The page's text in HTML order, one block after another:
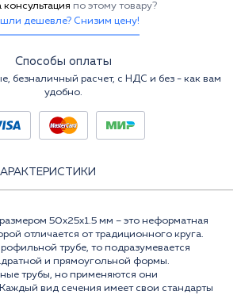
консультация по этому товару?
дешевле? Снизим цену!
Способы оплаты
безналичный расчет, с НДС и без - как вам
удобно.
50x25x1.5 мм – это неформатная
отличается от традиционного круга.
трубе, то подразумевается
и прямоугольной формы.
трубы, но применяются они
вид сечения имеет свои стандарты